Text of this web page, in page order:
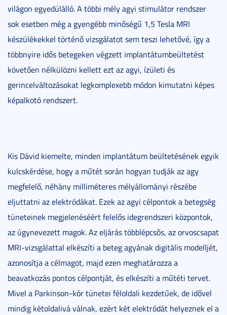
világon egyedülálló. A többi mély agyi stimulátor rendszer
sok esetben még a gyengébb minőségű 1,5 Tesla MRI
készülékekkel történő vizsgálatot sem teszi lehetővé, így a
többnyire idős betegeken végzett implantátumbeültetést
követően nélkülözni kellett ezt az agyi, ízületi és
gerincelváltozásokat legkomplexebb módon kimutatni képes
képalkotó rendszert.
Kis Dávid kiemelte, minden implantátum beültetésének egyik
kulcskérdése, hogy a műtét során hogyan tudják az agy
megfelelő, néhány milliméteres mélyállományi részébe
eljuttatni az elektródákat. Ezek az agyi célpontok a betegség
tüneteinek megjelenéséért felelős idegrendszeri központok,
az úgynevezett magok. Az eljárás többlépcsős, az orvoscsapat
MRI-vizsgálattal elkészíti a beteg agyának digitális modelljét,
azonosítja a célmagot, majd ezen meghatározza a
beavatkozás pontos célpontját, és elkészíti a műtéti tervet.
Mivel a Parkinson-kór tünetei féloldali kezdetűek, de idővel
mindig kétoldalivá válnak, ezért két elektródát helyeznek el a